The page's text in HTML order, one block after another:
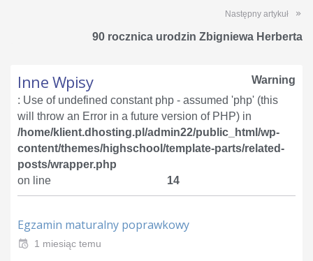
Następny artykuł
90 rocznica urodzin Zbigniewa Herberta
Inne Wpisy
Warning
: Use of undefined constant php - assumed 'php' (this
will throw an Error in a future version of PHP) in
/home/klient.dhosting.pl/admin22/public_html/wp-
content/themes/highschool/template-parts/related-
posts/wrapper.php
on line
14
Egzamin maturalny poprawkowy
1 miesiąc temu